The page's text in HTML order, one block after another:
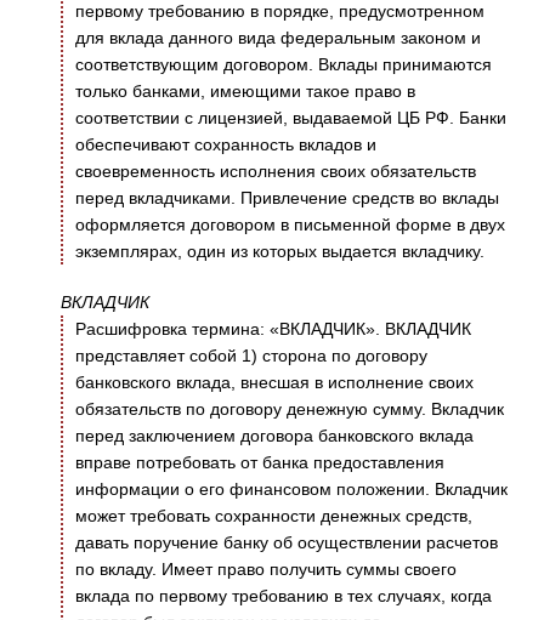
первому требованию в порядке, предусмотренном
для вклада данного вида федеральным законом и
соответствующим договором. Вклады принимаются
только банками, имеющими такое право в
соответствии с лицензией, выдаваемой ЦБ РФ. Банки
обеспечивают сохранность вкладов и
своевременность исполнения своих обязательств
перед вкладчиками. Привлечение средств во вклады
оформляется договором в письменной форме в двух
экземплярах, один из которых выдается вкладчику.
ВКЛАДЧИК
Расшифровка термина: «ВКЛАДЧИК». ВКЛАДЧИК
представляет собой 1) сторона по договору
банковского вклада, внесшая в исполнение своих
обязательств по договору денежную сумму. Вкладчик
перед заключением договора банковского вклада
вправе потребовать от банка предоставления
информации о его финансовом положении. Вкладчик
может требовать сохранности денежных средств,
давать поручение банку об осуществлении расчетов
по вкладу. Имеет право получить суммы своего
вклада по первому требованию в тех случаях, когда